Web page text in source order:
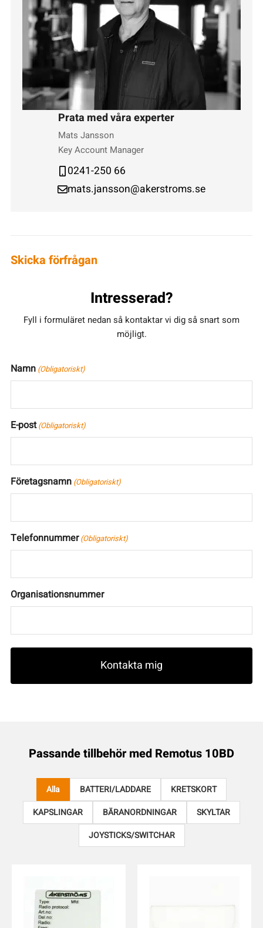
Prata med våra experter
Mats Jansson
Key Account Manager
0241-250 66
mats.jansson@akerstroms.se
Skicka förfrågan
Intresserad?
Fyll i formuläret nedan så kontaktar vi dig så snart som
möjligt.
Namn (Obligatoriskt)
E-post (Obligatoriskt)
Företagsnamn (Obligatoriskt)
Telefonnummer (Obligatoriskt)
Organisationsnummer
Passande tillbehör med Remotus 10BD
Alla BATTERI/LADDARE
KRETSKORT
KAPSLINGAR
BÄRANORDNINGAR
SKYLTAR
JOYSTICKS/SWITCHAR